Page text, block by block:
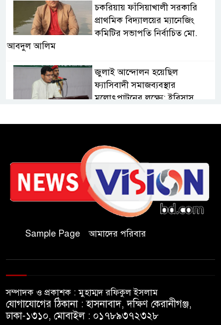
চকরিয়ায় ফাঁসিয়াখালী সরকারি
প্রাথমিক বিদ্যালয়ের ম্যানেজিং
কমিটির সভাপতি নির্বাচিত মো.
আবদুল আলিম
জুলাই আন্দোলন হয়েছিল
ফ্যাসিবাদী সমাজব্যবস্থার
মূলোৎপাটনের লক্ষ্যে; ইবিসাস
পালন করছে তানযীমুল উম্মাহ
আলিম মাদ্রাসা
জুলাই গণঅভ্যুত্থান দিবসে কুবি
ছাত্রদলের পরিচ্ছন্নতা ও বৃক্ষরোপণ
কর্মসূচি
রাষ্ট্রবিরোধী গোপন কর্মকাণ্ডে’র দায়ে
ইসলামপুরে ‘জুলাই গণঅভ্যুত্থান
দিবস উপলক্ষ্যে আলোচনা সভা ও
সংবর্ধনা অনুষ্ঠান অনুষ্ঠিত
Sample Page আমাদের পরিবার
সম্পাদক ও প্রকাশক : মুহাম্মদ রফিকুল ইসলাম
যোগাযোগের ঠিকানা : হাসনাবাদ, দক্ষিণ কেরানীগঞ্জ,
ঢাকা-১৩১০, মোবাইল : ০১৭৮৯৩৭২৩২৮